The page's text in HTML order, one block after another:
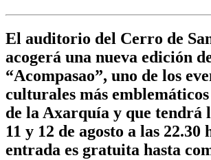
El auditorio del Cerro de
acogerá una nueva edición
“Acompasao”, uno de los
culturales más
de la Axarquía y que tendrá
11 y 12 de agosto a las 22.30
entrada es gratuita hasta